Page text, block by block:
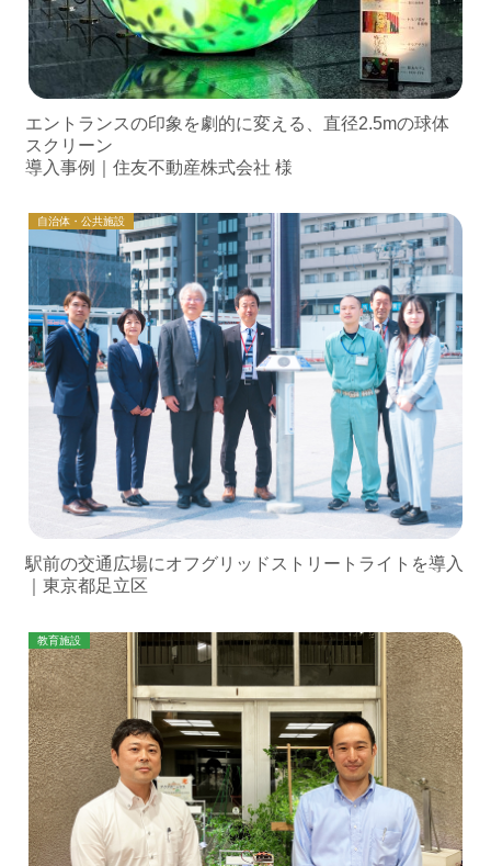
エントランスの印象を劇的に変える、直径2.5mの球体
スクリーン
導入事例｜住友不動産株式会社 様
自治体・公共施設
駅前の交通広場にオフグリッドストリートライトを導入
｜東京都足立区
教育施設